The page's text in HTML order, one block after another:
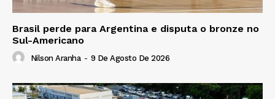
Brasil perde para Argentina e disputa o bronze no
Sul-Americano
Nilson Aranha - 9 De Agosto De 2026